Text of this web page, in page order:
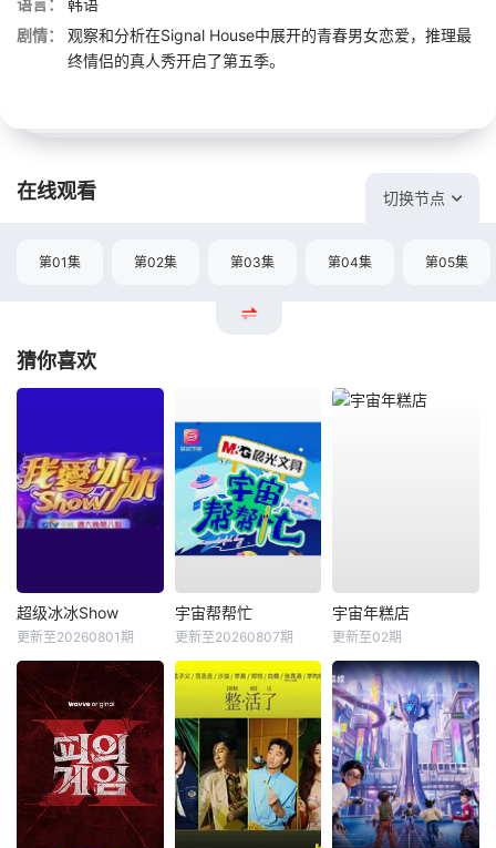
剧情：
观察和分析在Signal House中展开的青春男女恋爱，推理最
终情侣的真人秀开启了第五季。
在线观看 切换节点
第01集 第02集 第03集 第04集 第05集
猜你喜欢
超级冰冰Show
更新至20260801期
宇宙帮帮忙
更新至20260807期
宇宙年糕店
更新至02期